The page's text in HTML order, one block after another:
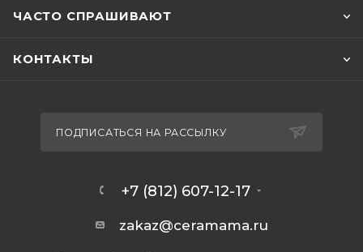
ЧАСТО СПРАШИВАЮТ
КОНТАКТЫ
ПОДПИСАТЬСЯ НА РАССЫЛКУ
+7 (812) 607-12-17
zakaz@ceramama.ru